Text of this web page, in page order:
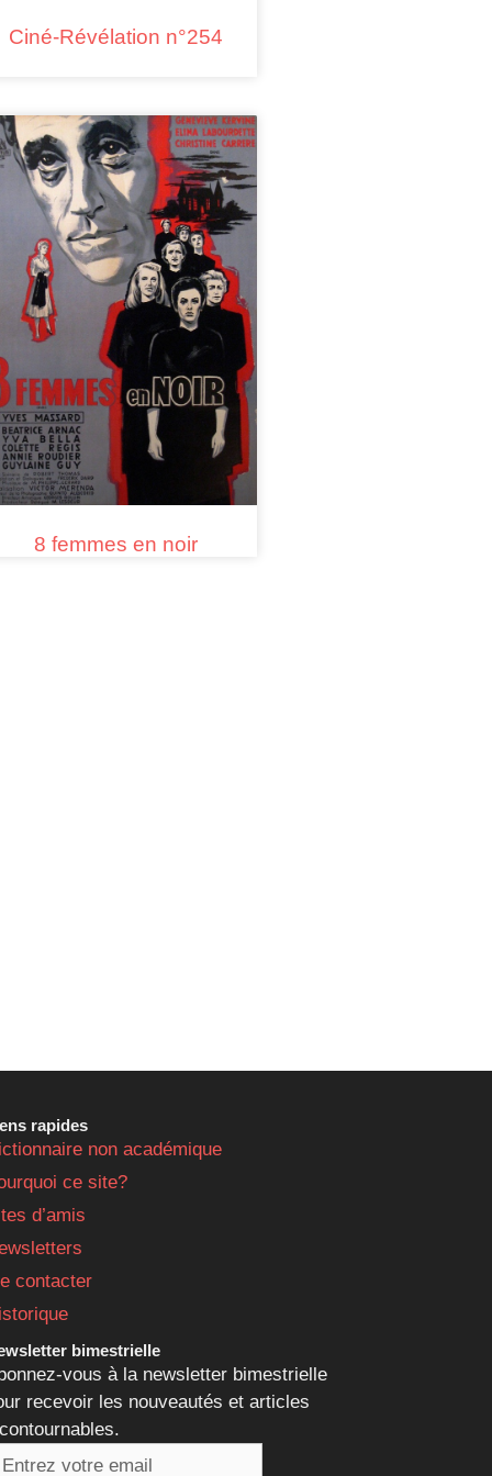
Ciné-Révélation n°254
8 femmes en noir
rapides
non académique
ce site?
d’amis
contacter
bimestrielle
vous à la newsletter bimestrielle
recevoir les nouveautés et articles